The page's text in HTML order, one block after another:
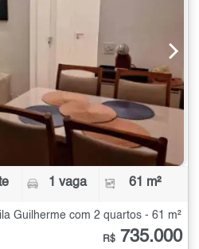
1 vaga 61 m²
Guilherme com 2 quartos - 61 m²
R$ 735.000